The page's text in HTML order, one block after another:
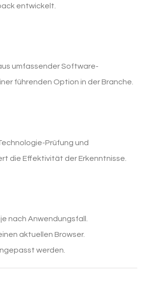
entwickelt.
umfassender Software-
führenden Option in der Branche.
Prüfung und
die Effektivität der Erkenntnisse.
nach Anwendungsfall.
aktuellen Browser.
werden.